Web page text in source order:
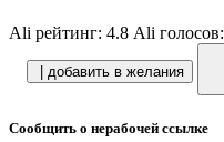
Ali рейтинг: 4.8 Ali голосов:
| добавить в желания
Сообщить о нерабочей ссылке